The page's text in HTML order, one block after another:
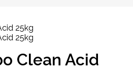
Clean Acid